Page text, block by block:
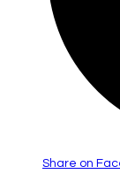
Share on